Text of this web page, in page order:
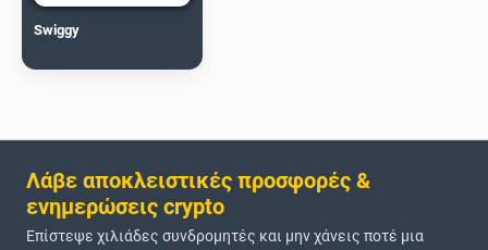
Swiggy
Λάβε αποκλειστικές προσφορές &
ενημερώσεις crypto
Επίστεψε χιλιάδες συνδρομητές και μην χάνεις ποτέ μια